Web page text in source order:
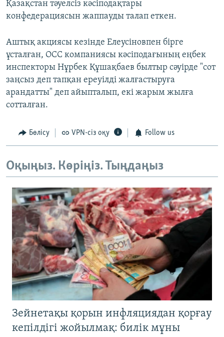
Қазақстан тәуелсіз кәсіподақтары
конфедерациясын жаппауды талап еткен.
Аштық акциясы кезінде Елеусіновпен бірге
ұсталған, OCC компаниясы кәсіподағының еңбек
инспекторы Нұрбек Құшақбаев былтыр сәуірде "сот
заңсыз деп тапқан ереуілді жалғастыруға
арандатты" деп айыпталып, екі жарым жылға
сотталған.
Бөлісу VPN-сіз оқу Follow us
Оқыңыз. Көріңіз. Тыңдаңыз
Зейнетақы қорын инфляциядан қорғау
кепілдігі жойылмақ: билік мұны